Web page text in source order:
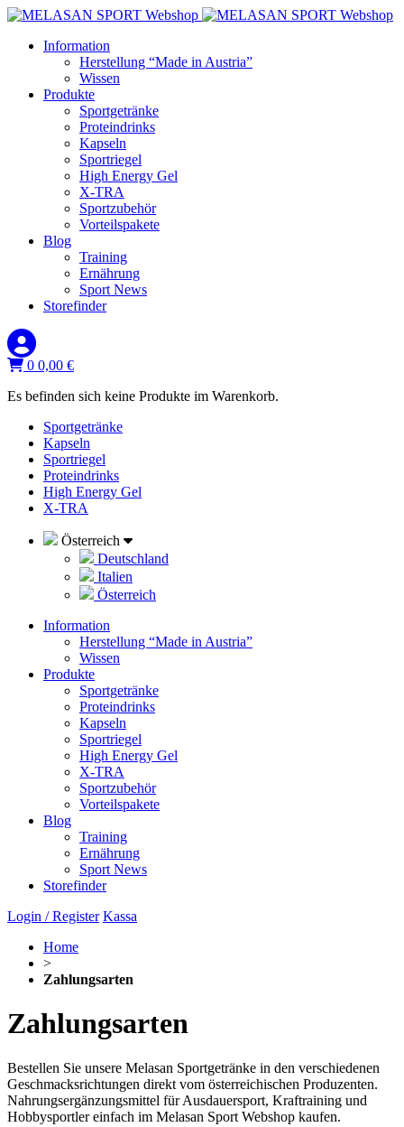
Information
Herstellung “Made in Austria”
Wissen
Produkte
Sportgetränke
Proteindrinks
Kapseln
Sportriegel
High Energy Gel
X-TRA
Sportzubehör
Vorteilspakete
Blog
Training
Ernährung
Sport News
Storefinder
0 0,00 €
Es befinden sich keine Produkte im Warenkorb.
Sportgetränke
Kapseln
Sportriegel
Proteindrinks
High Energy Gel
X-TRA
Österreich
Deutschland
Italien
Österreich
Information
Herstellung “Made in Austria”
Wissen
Produkte
Sportgetränke
Proteindrinks
Kapseln
Sportriegel
High Energy Gel
X-TRA
Sportzubehör
Vorteilspakete
Blog
Training
Ernährung
Sport News
Storefinder
Login / Register Kassa
Home
>
Zahlungsarten
Zahlungsarten
Bestellen Sie unsere Melasan Sportgetränke in den verschiedenen
Geschmacksrichtungen direkt vom österreichischen Produzenten.
Nahrungsergänzungsmittel für Ausdauersport, Kraftraining und
Hobbysportler einfach im Melasan Sport Webshop kaufen.